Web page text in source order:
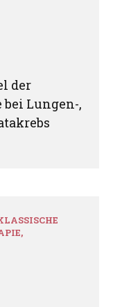
der
Lungen-,